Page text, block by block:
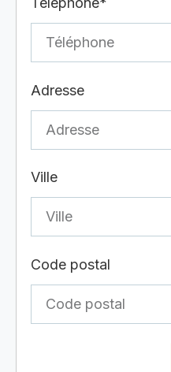
Adresse
Ville
Code postal